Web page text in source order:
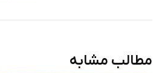
مطالب مشابه